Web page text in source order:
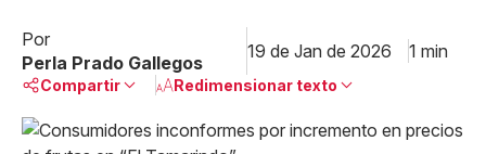
Por
Perla Prado Gallegos
19 de Jan de 2026 1 min
Compartir
Linkedin
Redimensionar texto
Pequeño